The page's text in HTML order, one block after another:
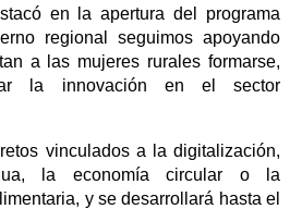
en la apertura del programa
regional seguimos apoyando
a las mujeres rurales formarse,
la innovación en el sector
vinculados a la digitalización,
la economía circular o la
y se desarrollará hasta el